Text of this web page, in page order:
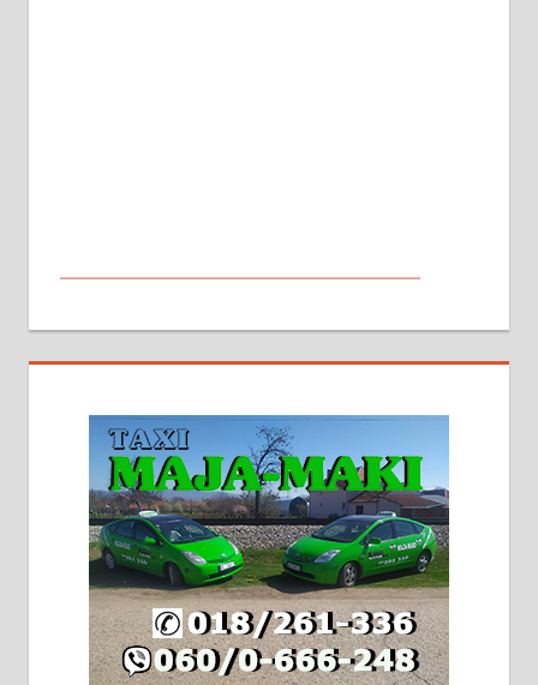
МАЛИ ОГЛАСИ
На продају кућа у Алексинцу,
стамбене целине једна уз другу.
2х150м2, две гараже, централно
грејање на гас и дрва. Две
адресе. 063/71-74-023
Издајем комплетно опремљену
халу на Житковачком путу, на
плацу површине око 7 ари.
064/321-80-51; 063/102-35-25